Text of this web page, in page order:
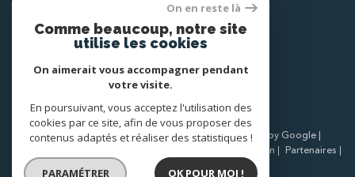
Nous
adhérons
© 2026 | Tous droits réservés | Traduction powered by Google |
Admin
Partenaires
Politique RGPD
On en reste là
Comme beaucoup, notre site
utilise les cookies
On aimerait vous accompagner pendant
votre visite.
En poursuivant, vous acceptez l'utilisation des
cookies par ce site, afin de vous proposer des
contenus adaptés et réaliser des statistiques !
PARAMÉTRER OK POUR MOI !